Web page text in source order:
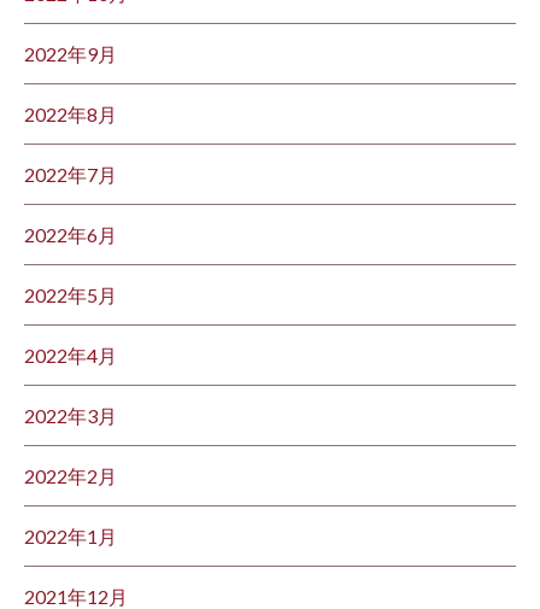
2022年9月
2022年8月
2022年7月
2022年6月
2022年5月
2022年4月
2022年3月
2022年2月
2022年1月
2021年12月